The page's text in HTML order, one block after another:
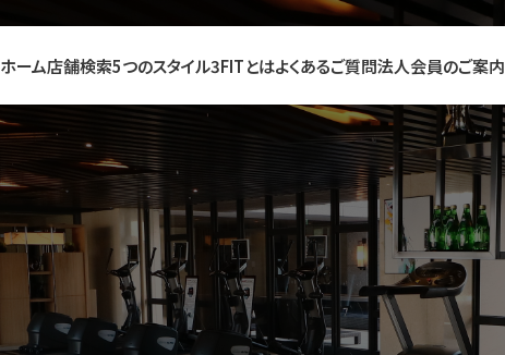
ホーム店舗検索5つのスタイル3FITとはよくあるご質問法人会員のご案内